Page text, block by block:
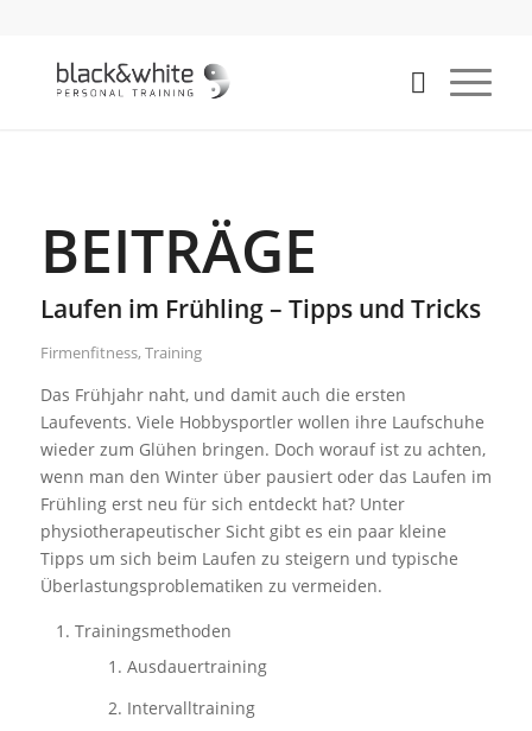
BEITRÄGE
Laufen im Frühling – Tipps und Tricks
Firmenfitness, Training
Das Frühjahr naht, und damit auch die ersten
Laufevents. Viele Hobbysportler wollen ihre Laufschuhe
wieder zum Glühen bringen. Doch worauf ist zu achten,
wenn man den Winter über pausiert oder das Laufen im
Frühling erst neu für sich entdeckt hat? Unter
physiotherapeutischer Sicht gibt es ein paar kleine
Tipps um sich beim Laufen zu steigern und typische
Überlastungsproblematiken zu vermeiden.
Trainingsmethoden
Ausdauertraining
Intervalltraining